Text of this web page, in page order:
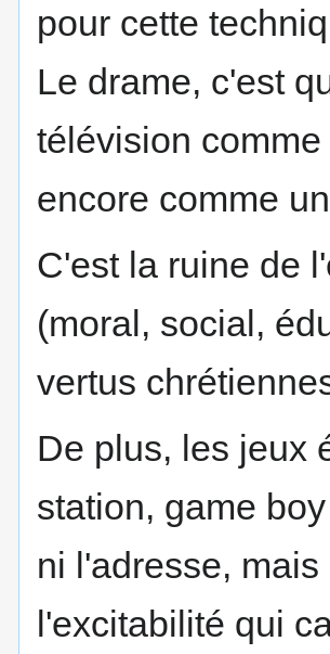
pour cette
Le drame, c'est
télévision
encore comme
C'est la ruine de
(moral, social,
vertus
De plus, les jeux
station, game
ni l'adresse,
l'excitabilité qui